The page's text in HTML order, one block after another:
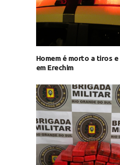
Homem é morto a tiros
em Erechim